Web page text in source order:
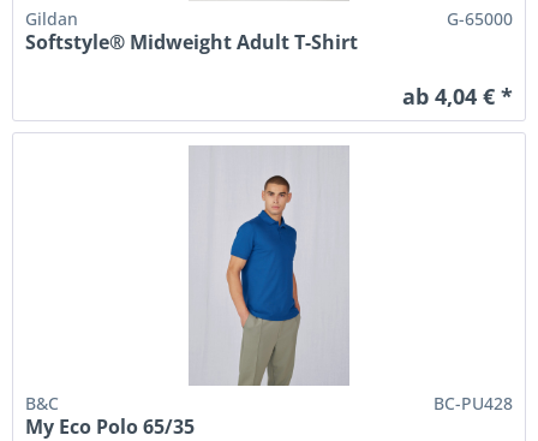
Gildan G-65000
Softstyle® Midweight Adult T-Shirt
ab 4,04 € *
B&C BC-PU428
My Eco Polo 65/35